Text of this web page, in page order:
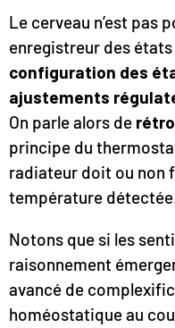
Le cerveau n’est pas
enregistreur des
configuration des
ajustements
On parle alors de
principe du
radiateur doit ou non
température
Notons que si les
raisonnement
avancé de
homéostatique au